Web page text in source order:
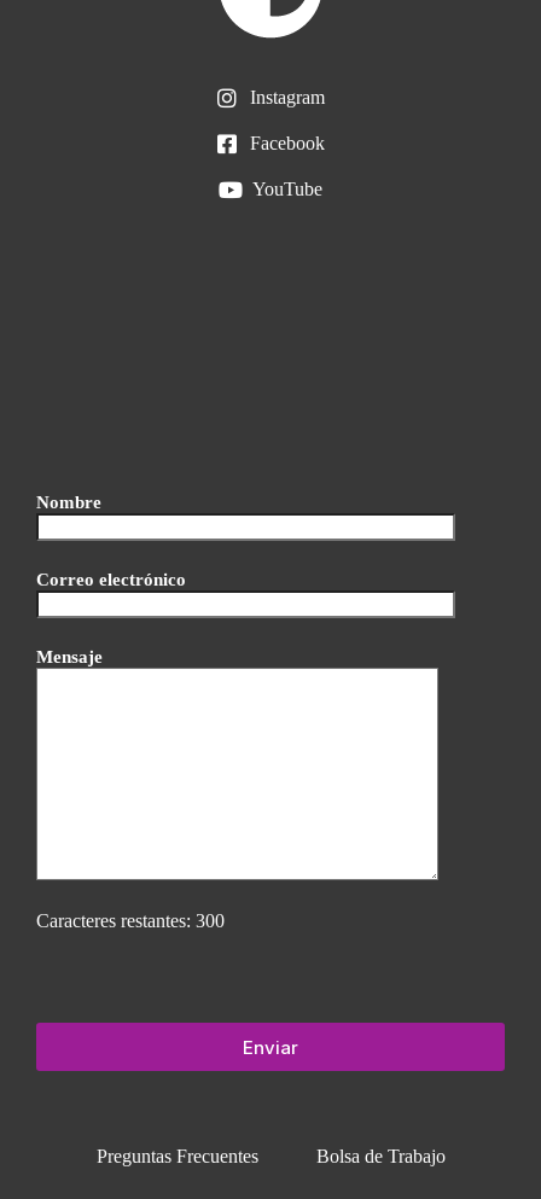
Instagram
Facebook
YouTube
Nombre
Correo electrónico
Mensaje
Caracteres restantes: 300
Preguntas Frecuentes Bolsa de Trabajo